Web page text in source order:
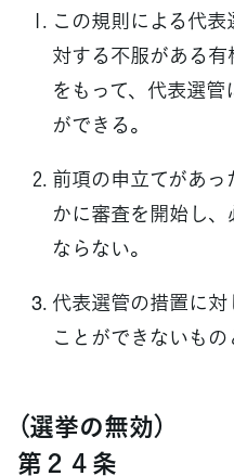
この規則による代
対する不服がある
をもって、代表選
ができる。
前項の申立てがあ
かに審査を開始し
ならない。
代表選管の措置に
ことができないもの
（選挙の無効）
第２４条